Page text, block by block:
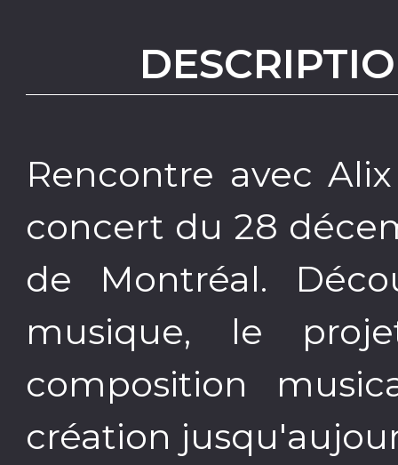
Rencontre avec
concert du 28
de Montréal.
musique, le
composition
création